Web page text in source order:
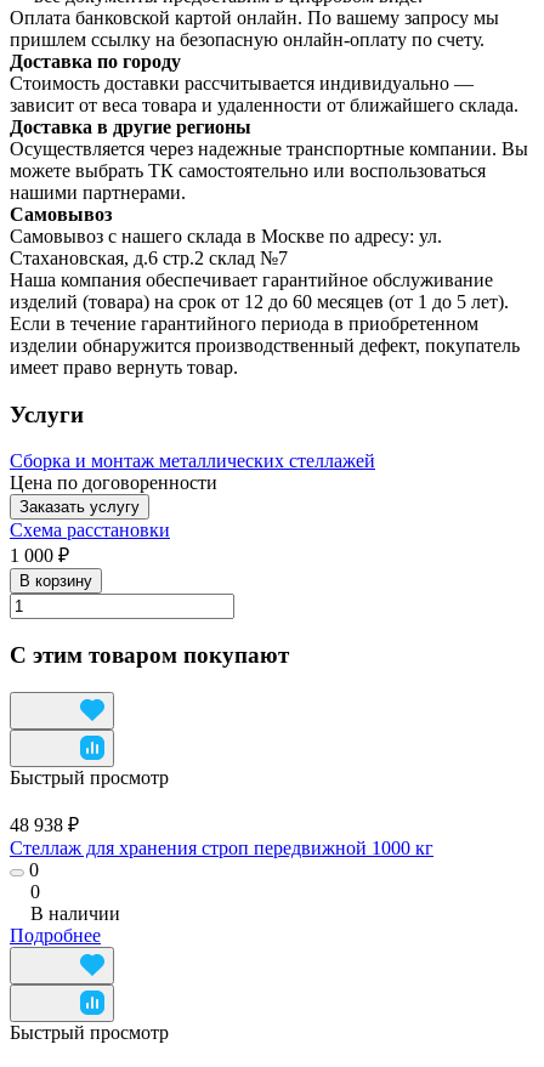
Оплата банковской картой онлайн. По вашему запросу мы
пришлем ссылку на безопасную онлайн-оплату по счету.
Доставка по городу
Стоимость доставки рассчитывается индивидуально —
зависит от веса товара и удаленности от ближайшего склада.
Доставка в другие регионы
Осуществляется через надежные транспортные компании. Вы
можете выбрать ТК самостоятельно или воспользоваться
нашими партнерами.
Самовывоз
Самовывоз с нашего склада в Москве по адресу: ул.
Стахановская, д.6 стр.2 склад №7
Наша компания обеспечивает гарантийное обслуживание
изделий (товара) на срок от 12 до 60 месяцев (от 1 до 5 лет).
Если в течение гарантийного периода в приобретенном
изделии обнаружится производственный дефект, покупатель
имеет право вернуть товар.
Услуги
Сборка и монтаж металлических стеллажей
Цена по договоренности
Заказать услугу
Схема расстановки
1 000 ₽
В корзину
С этим товаром покупают
Быстрый просмотр
48 938 ₽
Стеллаж для хранения строп передвижной 1000 кг
0
0
В наличии
Подробнее
Быстрый просмотр